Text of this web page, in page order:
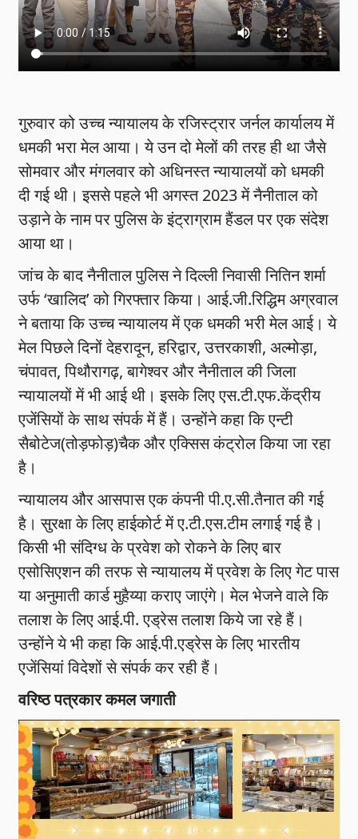
गुरुवार को उच्च न्यायालय के रजिस्ट्रार जर्नल कार्यालय में
धमकी भरा मेल आया। ये उन दो मेलों की तरह ही था जैसे
सोमवार और मंगलवार को अधिनस्त न्यायालयों को धमकी
दी गई थी। इससे पहले भी अगस्त 2023 में नैनीताल को
उड़ाने के नाम पर पुलिस के इंट्राग्राम हैंडल पर एक संदेश
आया था।
जांच के बाद नैनीताल पुलिस ने दिल्ली निवासी नितिन शर्मा
उर्फ ‘खालिद’ को गिरफ्तार किया। आई.जी.रिद्धिम अग्रवाल
ने बताया कि उच्च न्यायालय में एक धमकी भरी मेल आई। ये
मेल पिछले दिनों देहरादून, हरिद्वार, उत्तरकाशी, अल्मोड़ा,
चंपावत, पिथौरागढ़, बागेश्वर और नैनीताल की जिला
न्यायालयों में भी आई थी। इसके लिए एस.टी.एफ.केंद्रीय
एजेंसियों के साथ संपर्क में हैं। उन्होंने कहा कि एन्टी
सैबोटेज(तोड़फोड़)चैक और एक्सिस कंट्रोल किया जा रहा
है।
न्यायालय और आसपास एक कंपनी पी.ए.सी.तैनात की गई
है। सुरक्षा के लिए हाईकोर्ट में ए.टी.एस.टीम लगाई गई है।
किसी भी संदिग्ध के प्रवेश को रोकने के लिए बार
एसोसिएशन की तरफ से न्यायालय में प्रवेश के लिए गेट पास
या अनुमाती कार्ड मुहैय्या कराए जाएंगे। मेल भेजने वाले कि
तलाश के लिए आई.पी. एड्रेस तलाश किये जा रहे हैं।
उन्होंने ये भी कहा कि आई.पी.एड्रेस के लिए भारतीय
एजेंसियां विदेशों से संपर्क कर रही हैं।
वरिष्ठ पत्रकार कमल जगाती